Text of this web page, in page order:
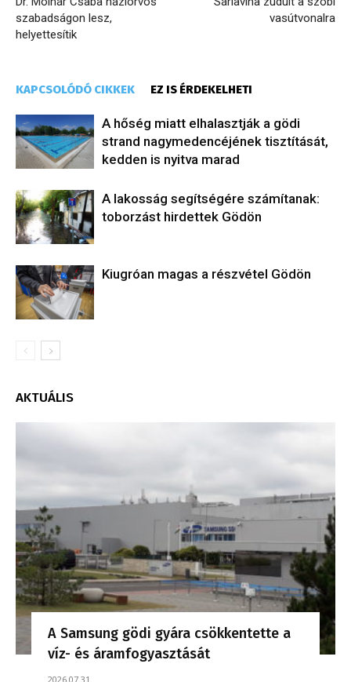
szabadságon lesz,
helyettesítik
vasútvonalra
KAPCSOLÓDÓ CIKKEK EZ IS ÉRDEKELHETI
A hőség miatt elhalasztják a gödi
strand nagymedencéjének tisztítását,
kedden is nyitva marad
A lakosság segítségére számítanak:
toborzást hirdettek Gödön
Kiugróan magas a részvétel Gödön
AKTUÁLIS
A Samsung gödi gyára csökkentette a
víz- és áramfogyasztását
2026.07.31.